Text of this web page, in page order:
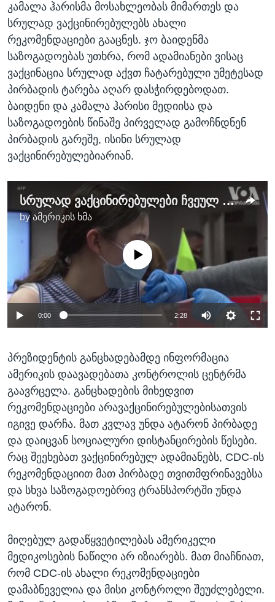
კამალა ჰარისმა მოსახლეობას მიმართეს და
სრულად ვაქცინირებულებს ახალი
რეკომენდაციები გააცნეს. ჯო ბაიდენმა
საზოგადოებას უთხრა, რომ ადამიანები ვისაც
ვაქცინაცია სრულად აქვთ ჩატარებული უმეტესად
პირბადის ტარება აღარ დასჭირდებოდათ.
ბაიდენი და კამალა ჰარისი მედიისა და
საზოგადოების წინაშე პირველად გამოჩნდნენ
პირბადის გარეშე, ისინი სრულად
ვაქცინირებულებიარიან.
სრულად ვაქცინირებულები ჩვეულ ცხოვრებას უბრუნდებიან
by ამერიკის ხმა
No media source currently available
0:00 2:28
პრეზიდენტის განცხადებამდე ინფორმაცია
ამერიკის დაავადებათა კონტროლის ცენტრმა
გაავრცელა. განცხადების მიხედვით
რეკომენდაციები არავაქცინირებულებისათვის
იგივე დარჩა. მათ კვლავ უნდა ატარონ პირბადე
და დაიცვან სოციალური დისტანცირების წესები.
რაც შეეხებათ ვაქცინირებულ ადამიანებს, CDC-ის
რეკომენდაციით მათ პირბადე თვითმფრინავებსა
და სხვა საზოგადოებრივ ტრანსპორტში უნდა
ატარონ.
მიღებულ გადაწყვეტილებას ამერიკელი
მედიკოსების ნაწილი არ იზიარებს. მათ მიაჩნიათ,
რომ CDC-ის ახალი რეკომენდაციები
დამაბნეველია და მისი კონტროლი შეუძლებელი.